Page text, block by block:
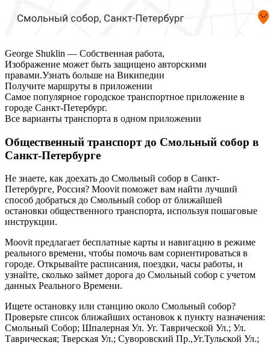
George Shuklin — Собственная работа,
Изображение может быть защищено авторскими
правами.Узнать больше на Википедии
Получите маршруты в приложении
Самое популярное городское транспортное приложение в
городе Санкт-Петербург.
Все варианты транспорта в одном приложении
Общественный транспорт до Смольный собор в
Санкт-Петербурге
Не знаете, как доехать до Смольный собор в Санкт-
Петербурге, Россия? Moovit поможет вам найти лучший
способ добраться до Смольный собор от ближайшей
остановки общественного транспорта, используя пошаговые
инструкции.
Moovit предлагает бесплатные карты и навигацию в режиме
реального времени, чтобы помочь вам сориентироваться в
городе. Открывайте расписания, поездки, часы работы, и
узнайте, сколько займет дорога до Смольный собор с учетом
данных Реального Времени.
Ищете остановку или станцию около Смольный собор?
Проверьте список ближайших остановок к пункту назначения:
Смольный Собор; Шпалерная Ул. Уг. Таврической Ул.; Ул.
Таврическая; Тверская Ул.; Суворовский Пр.,Уг.Тульской Ул.;